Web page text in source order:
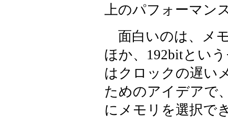
上のパフォーマン
面白いのは、メ
ほか、192bitとい
はクロックの遅い
ためのアイデアで
にメモリを選択で